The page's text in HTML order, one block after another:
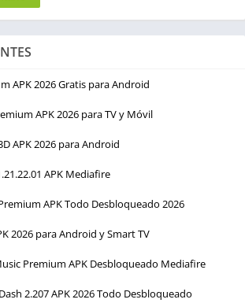
APK 2026 Gratis para Android
APK 2026 para TV y Móvil
APK 2026 para Android
APK Mediafire
APK Todo Desbloqueado 2026
2026 para Android y Smart TV
Premium APK Desbloqueado Mediafire
2.207 APK 2026 Todo Desbloqueado